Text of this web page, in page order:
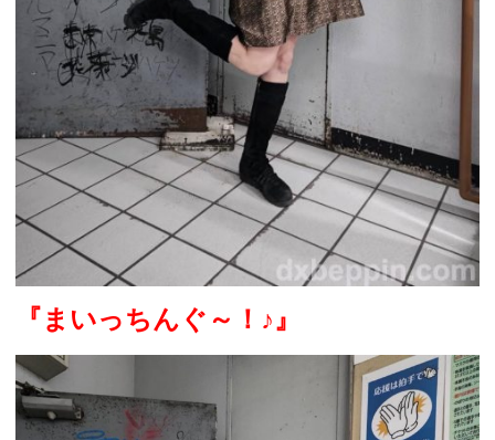
『まいっちんぐ～！ ♪』